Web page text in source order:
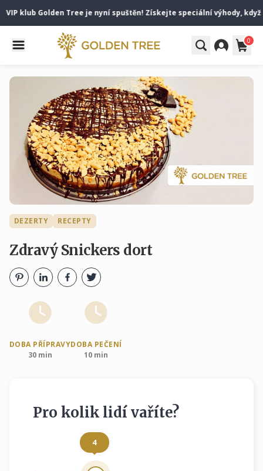
klub Golden Tree je nyní spuštěn! Získejte speciální výhody, když
0
DEZERTY RECEPTY
Zdravý Snickers dort
DOBA PŘÍPRAVY
30 min
DOBA PEČENÍ
10 min
Pro kolik lidí vaříte?
4